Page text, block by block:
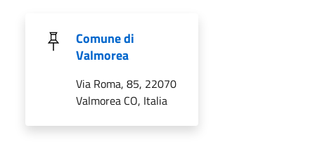
Comune di
Valmorea
Via Roma, 85, 22070
Valmorea CO, Italia